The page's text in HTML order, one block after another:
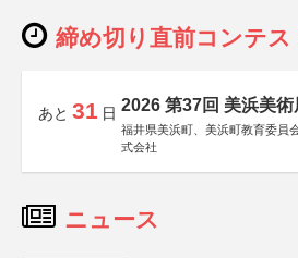
締め切り直前コンテス
あと 31 日 2026 第37回 美浜美術
福井県美浜町、美浜町教育委員
式会社
ニュース